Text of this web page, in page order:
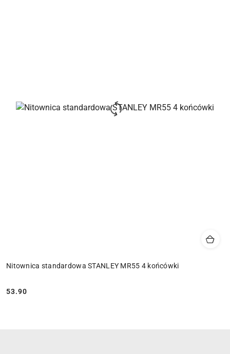
Nitownica standardowa STANLEY MR55 4 końcówki
Cena:
53.90